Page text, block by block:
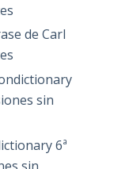
de Carl
sin
6ª